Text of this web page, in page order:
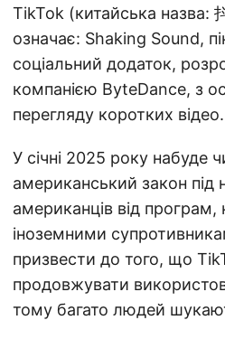
TikTok (китайська назва:
означає: Shaking Sound,
соціальний додаток,
компанією ByteDance, з
перегляду коротких відео.
У січні 2025 року набуде
американський закон під
американців від
іноземними
призвести до того, що
продовжувати
тому багато людей